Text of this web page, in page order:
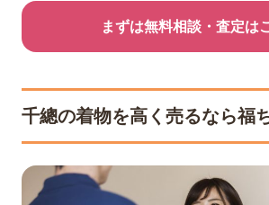
まずは無料相談・査定は
千總の着物を高く売るなら福